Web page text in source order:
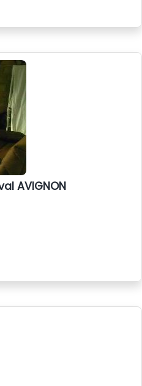
AVIGNON